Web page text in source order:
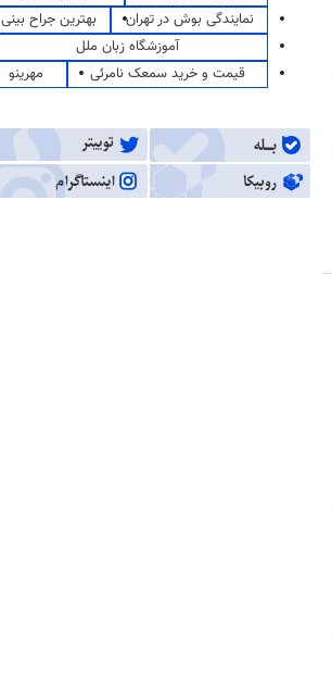
نمایندگی بوش در تهران
بهترین جراح بینی
آموزشگاه زبان ملل
قیمت و خرید سمعک نامرئی
مهرینو